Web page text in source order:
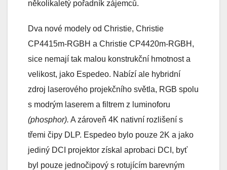
několikaletý pořadník zájemců.
Dva nové modely od Christie, Christie
CP4415m-RGBH a Christie CP4420m-RGBH,
sice nemají tak malou konstrukční hmotnost a
velikost, jako Espedeo. Nabízí ale hybridní
zdroj laserového projekčního světla, RGB spolu
s modrým laserem a filtrem z luminoforu
(phosphor). A zároveň 4K nativní rozlišení s
třemi čipy DLP. Espedeo bylo pouze 2K a jako
jediný DCI projektor získal aprobaci DCI, byť
byl pouze jednočipový s rotujícím barevným